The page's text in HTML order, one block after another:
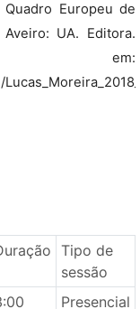
Europeu de
UA. Editora.
em:
Tipo de
sessão
Presencial